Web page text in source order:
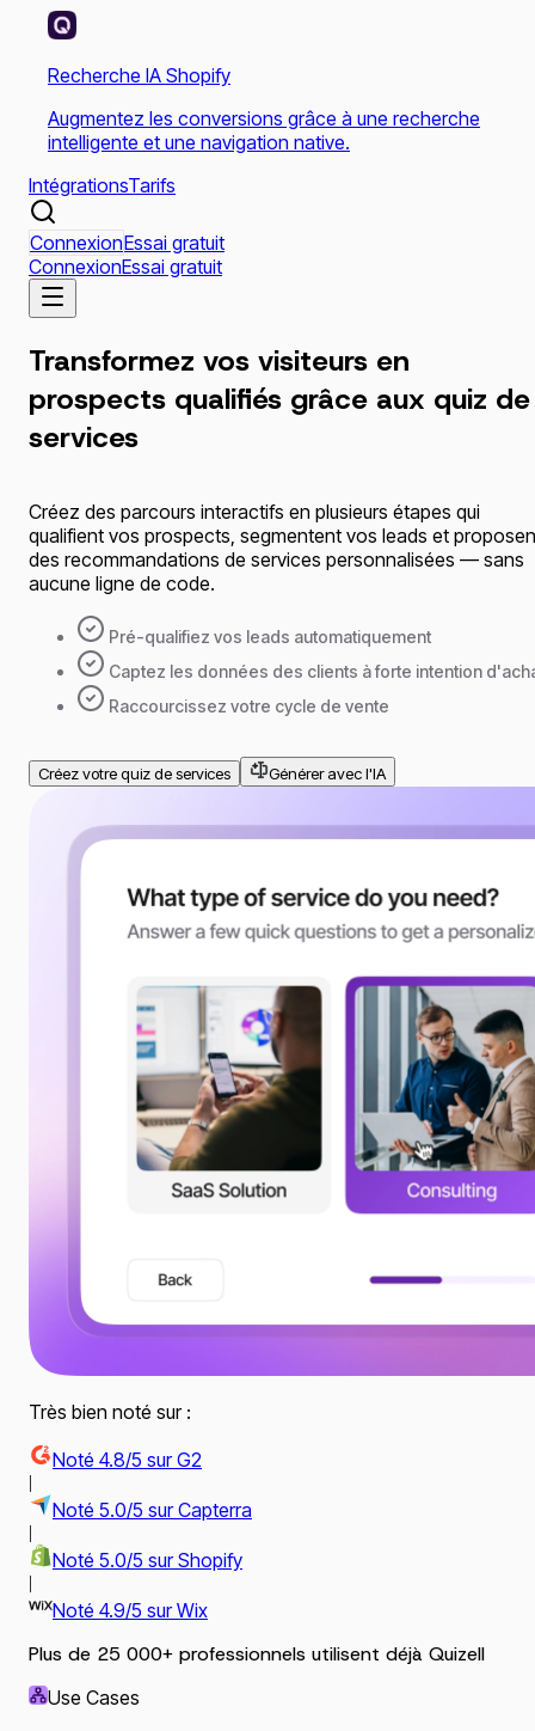
Recherche IA Shopify
Augmentez les conversions grâce à une recherche
intelligente et une navigation native.
IntégrationsTarifs
ConnexionEssai gratuit
ConnexionEssai gratuit
Transformez vos visiteurs en
prospects qualifiés grâce aux quiz de
services
Créez des parcours interactifs en plusieurs étapes qui
qualifient vos prospects, segmentent vos leads et
des recommandations de services personnalisées — sans
aucune ligne de code.
Pré-qualifiez vos leads automatiquement
Captez les données des clients à forte intention
Raccourcissez votre cycle de vente
Créez votre quiz de services Générer avec l'IA
Très bien noté sur :
Noté 4.8/5 sur G2
|
Noté 5.0/5 sur Capterra
|
Noté 5.0/5 sur Shopify
|
Noté 4.9/5 sur Wix
Plus de 25 000+ professionnels utilisent déjà Quizell
Use Cases